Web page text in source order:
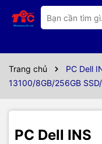
Trang chủ
PC Dell
13100/8GB/256GB
PC Dell INS
Thông số kỹ
Máy tính để
3020MT